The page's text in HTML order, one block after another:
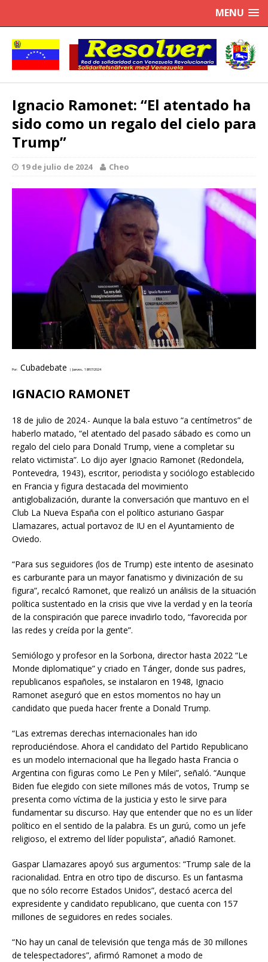
MENU
Ignacio Ramonet: “El atentado ha
sido como un regalo del cielo para
Trump”
19 de julio de 2024 Cheo
Por: Cubadebate | Jueves, 18/07/2024
IGNACIO RAMONET
18 de julio de 2024.- Aunque la bala estuvo “a centímetros” de
haberlo matado, “el atentado del pasado sábado es como un
regalo del cielo para Donald Trump, viene a completar su
relato victimista”. Lo dijo ayer Ignacio Ramonet (Redondela,
Pontevedra, 1943), escritor, periodista y sociólogo establecido
en Francia y figura destacada del movimiento
antiglobalización, durante la conversación que mantuvo en el
Club La Nueva España con el político asturiano Gaspar
Llamazares, actual portavoz de IU en el Ayuntamiento de
Oviedo.
“Para sus seguidores (los de Trump) este intento de asesinato
es carburante para un mayor fanatismo y divinización de su
figura”, recalcó Ramonet, que realizó un análisis de la situación
política sustentado en la crisis que vive la verdad y en la teoría
de la conspiración que parece invadirlo todo, “favorecida por
las redes y creída por la gente”.
Semiólogo y profesor en la Sorbona, director hasta 2022 “Le
Monde diplomatique” y criado en Tánger, donde sus padres,
republicanos españoles, se instalaron en 1948, Ignacio
Ramonet aseguró que en estos momentos no hay un
candidato que pueda hacer frente a Donald Trump.
“Las extremas derechas internacionales han ido
reproduciéndose. Ahora el candidato del Partido Republicano
es un modelo internacional que ha llegado hasta Francia o
Argentina con figuras como Le Pen y Milei”, señaló. “Aunque
Biden fue elegido con siete millones más de votos, Trump se
presenta como víctima de la justicia y esto le sirve para
fundamentar su discurso. Hay que entender que no es un líder
político en el sentido de la palabra. Es un gurú, como un jefe
religioso, el extremo del líder populista”, añadió Ramonet.
Gaspar Llamazares apoyó sus argumentos: “Trump sale de la
racionalidad. Entra en otro tipo de discurso. Es un fantasma
que no sólo recorre Estados Unidos”, destacó acerca del
expresidente y candidato republicano, que cuenta con 157
millones de seguidores en redes sociales.
“No hay un canal de televisión que tenga más de 30 millones
de telespectadores”, afirmó Ramonet a modo de